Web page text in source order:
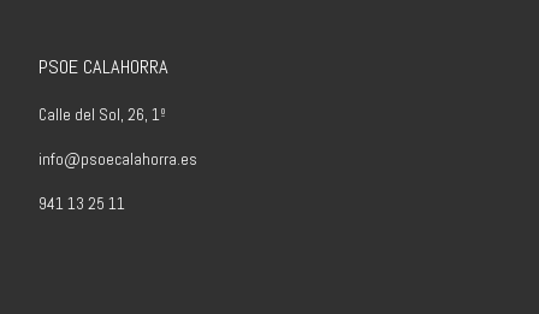
PSOE CALAHORRA
Calle del Sol, 26, 1º
info@psoecalahorra.es
941 13 25 11